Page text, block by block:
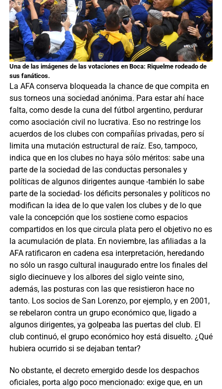
Una de las imágenes de las votaciones en Boca: Riquelme rodeado de
sus fanáticos.
La AFA conserva bloqueada la chance de que compita en
sus torneos una sociedad anónima. Para estar ahí hace
falta, como desde la cuna del fútbol argentino, perdurar
como asociación civil no lucrativa. Eso no restringe los
acuerdos de los clubes con compañías privadas, pero sí
limita una mutación estructural de raíz. Eso, tampoco,
indica que en los clubes no haya sólo méritos: sabe una
parte de la sociedad de las conductas personales y
políticas de algunos dirigentes aunque -también lo sabe
parte de la sociedad- los déficits personales y políticos no
modifican la idea de lo que valen los clubes y de lo que
vale la concepción que los sostiene como espacios
compartidos en los que circula plata pero el objetivo no es
la acumulación de plata. En noviembre, las afiliadas a la
AFA ratificaron en cadena esa interpretación, heredando
no sólo un rasgo cultural inaugurado entre los finales del
siglo diecinueve y los albores del siglo veinte sino,
además, las posturas con las que resistieron hace no
tanto. Los socios de San Lorenzo, por ejemplo, y en 2001,
se rebelaron contra un grupo económico que, ligado a
algunos dirigentes, ya golpeaba las puertas del club. El
club continuó, el grupo económico hoy está disuelto. ¿Qué
hubiera ocurrido si se dejaban tentar?
No obstante, el decreto emergido desde los despachos
oficiales, porta algo poco mencionado: exige que, en un